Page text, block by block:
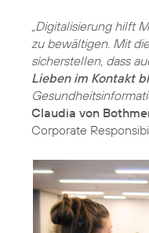
„Digitalisierung hilft
zu bewältigen. Mit
sicherstellen, dass
Lieben im Kontakt
Claudia von